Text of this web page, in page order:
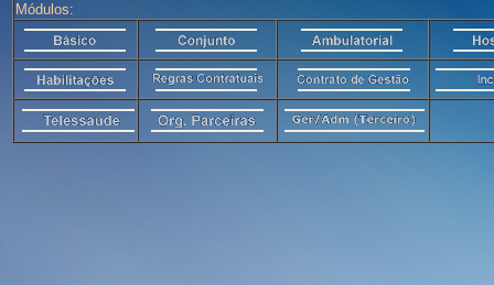
Módulos: